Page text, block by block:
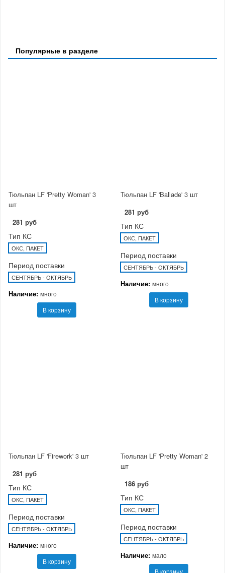
Популярные в разделе
Тюльпан LF 'Pretty Woman' 3
шт
281 руб
Тип КС
ОКС, ПАКЕТ
Период поставки
СЕНТЯБРЬ - ОКТЯБРЬ
Наличие: много
В корзину
Тюльпан LF 'Ballade' 3 шт
281 руб
Тип КС
ОКС, ПАКЕТ
Период поставки
СЕНТЯБРЬ - ОКТЯБРЬ
Наличие: много
В корзину
Тюльпан LF 'Firework' 3 шт
281 руб
Тип КС
ОКС, ПАКЕТ
Период поставки
СЕНТЯБРЬ - ОКТЯБРЬ
Наличие: много
В корзину
Тюльпан LF 'Pretty Woman' 2
шт
186 руб
Тип КС
ОКС, ПАКЕТ
Период поставки
СЕНТЯБРЬ - ОКТЯБРЬ
Наличие: мало
В корзину